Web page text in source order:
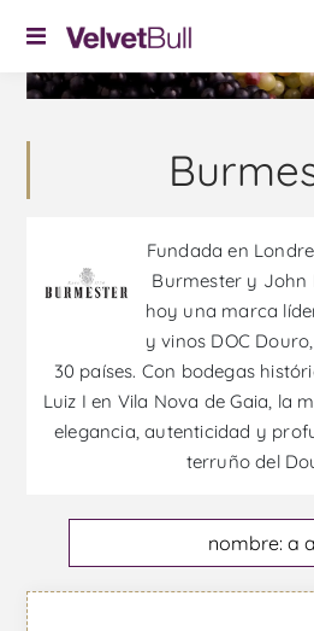
Fundada en
Burmester y John
hoy una marca
y vinos DOC
30 países. Con bodegas
Luiz I en Vila Nova de Gaia, la
elegancia, autenticidad y
terruño del